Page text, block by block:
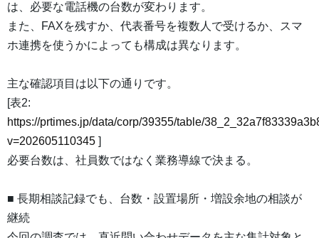
は、必要な電話機の台数が変わります。
また、FAXを残すか、代表番号を複数人で受けるか、スマ
ホ連携を使うかによっても構成は異なります。
主な確認項目は以下の通りです。
[表2:
https://prtimes.jp/data/corp/39355/table/
v=202605110345 ]
必要台数は、社員数ではなく業務導線で決まる。
■ 長期相談記録でも、台数・設置場所・増設余地の相談が
継続